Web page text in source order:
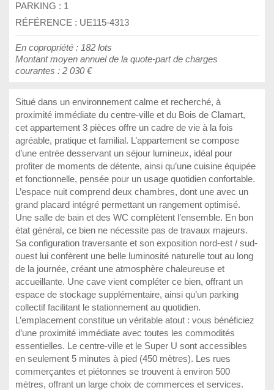
PARKING : 1
RÉFÉRENCE : UE115-4313
En copropriété : 182 lots
Montant moyen annuel de la quote-part de charges
courantes : 2 030 €
Situé dans un environnement calme et recherché, à
proximité immédiate du centre-ville et du Bois de Clamart,
cet appartement 3 pièces offre un cadre de vie à la fois
agréable, pratique et familial. L’appartement se compose
d’une entrée desservant un séjour lumineux, idéal pour
profiter de moments de détente, ainsi qu’une cuisine équipée
et fonctionnelle, pensée pour un usage quotidien confortable.
L’espace nuit comprend deux chambres, dont une avec un
grand placard intégré permettant un rangement optimisé.
Une salle de bain et des WC complètent l’ensemble. En bon
état général, ce bien ne nécessite pas de travaux majeurs.
Sa configuration traversante et son exposition nord-est / sud-
ouest lui confèrent une belle luminosité naturelle tout au long
de la journée, créant une atmosphère chaleureuse et
accueillante. Une cave vient compléter ce bien, offrant un
espace de stockage supplémentaire, ainsi qu’un parking
collectif facilitant le stationnement au quotidien.
L’emplacement constitue un véritable atout : vous bénéficiez
d’une proximité immédiate avec toutes les commodités
essentielles. Le centre-ville et le Super U sont accessibles
en seulement 5 minutes à pied (450 mètres). Les rues
commerçantes et piétonnes se trouvent à environ 500
mètres, offrant un large choix de commerces et services.